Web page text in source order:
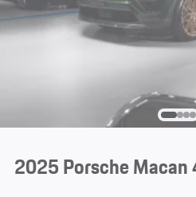
2025 Porsche Macan